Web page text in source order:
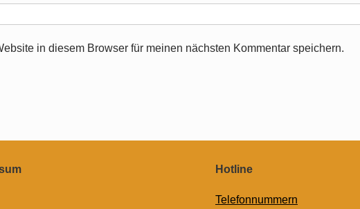
in diesem Browser für meinen nächsten Kommentar speichern.
Hotline
Telefonnummern